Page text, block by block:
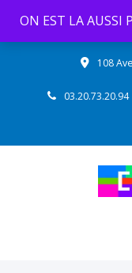
108
03.20.73.20.94
ON EST LA AUSSI